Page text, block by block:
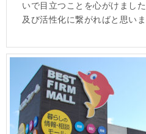
いで目立つことを心がけまし
及び活性化に繋がればと思いま